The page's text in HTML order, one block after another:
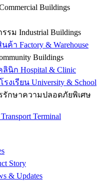
Buildings
ม Industrial Buildings
า Factory & Warehouse
Buildings
นิก Hospital & Clinic
งเรียน University & School
รักษาความปลอดภัยพิเศษ
Terminal
Story
& Updates